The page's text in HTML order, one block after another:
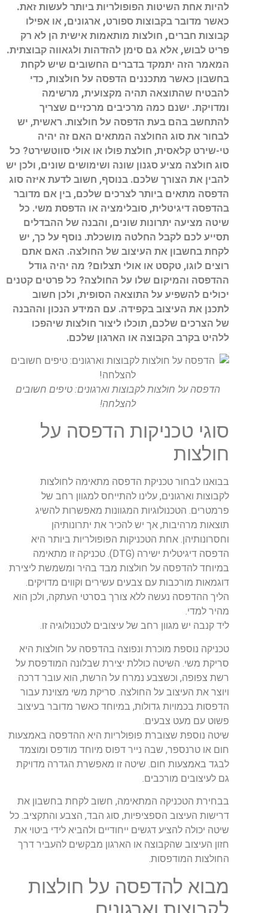
להיות אחת השיטות הפופולריות ביותר לעשות זאת.
כאשר מדובר בקבוצות ספורט, ארגונים, או אפילו
קבוצות חברים, חולצות מותאמות אישית הן לא רק
פריט לבוש, אלא גם סימן להזדהות ולגאווה קבוצתית.
המאמר הזה יתמקד בדברים החשובים שיש לקחת
בחשבון כאשר מתכננים הדפסה על חולצות, כדי
להבטיח שהתוצאה תהיה מקצועית, מרשימה
ומדויקת. ישנם כמה מרכיבים מרכזיים שצריך
להתחשב בהם בעת הדפסה על חולצות. ראשית, יש
לבחור את סוג החולצה המתאים האם זה יהיה
טי-שירט קלאסית, חולצת פולו או אולי סווטשירט? כל
סוג חולצה מציע סגנון שונה ושימושים שונים, ולכן יש
להבין את הצורך שלכם. בנוסף, חשוב לדעת איזה סוג
הדפסה מתאים ביותר לצרכים שלכם, בין אם מדובר
בהדפסה דיגיטלית, סובלימציה או הדפסת משי. כל
שיטה מציעה יתרונות שונים, והבנה של ההבדלים
תסייע לכם לקבל החלטה מושכלת. נוסף על כך, יש
לקחת בחשבון את העיצוב של החולצה. האם אתם
רוצים לוגו, טקסט או אולי תצלום? מה יהיה גודל
ההדפסה והמיקום שלו על החולצה? כל פרטים קטנים
יכולים להשפיע על התוצאה הסופית, ולכן חשוב
לתכנן את העיצוב בקפידה. עם המידע הנכון וההבנה
של הצרכים שלכם, תוכלו ליצור חולצות שיהפכו
ללהיט בקרב הקבוצה או הארגון שלכם.
הדפסה על חולצות לקבוצות וארגונים: טיפים חשובים
להצלחה!
סוגי טכניקות הדפסה על
חולצות
בבואנו לבחור טכניקת הדפסה מתאימה לחולצות
לקבוצות וארגונים, עלינו להתייחס למגוון רחב של
פרמטרים. הטכנולוגיות המגוונות מאפשרות להשיג
תוצאות מרהיבות, אך יש להכיר את יתרונותיהן
וחסרונותיהן. אחת הטכניקות הפופולריות ביותר היא
הדפסה דיגיטלית ישירה (DTG). טכניקה זו מתאימה
במיוחד להדפסה על חולצות מבד בהיר ומשמשת ליצירת
דוגמאות מורכבות עם צבעים עשירים וקווים מדויקים.
הליך ההדפסה נעשה ללא צורך בסרטי העתקה, ולכן הוא
מהיר למדי.
ליד קנבה יש מגוון רחב של עיצובים לטכנולוגיה זו.
טכניקה נוספת מוכרת ונפוצה בהדפסה על חולצות היא
סריקת משי. השיטה כוללת יצירת שבלונה המודפסת על
רשת צפופה, וכשצבע נמרח על הרשת, הוא עובר דרכה
ויוצר את העיצוב על החולצה. סריקת משי מצוינת עבור
הדפסות בכמויות גדולות, במיוחד כאשר מדובר בעיצוב
פשוט עם מעט צבעים.
שיטה נוספת שצוברת פופולריות היא ההדפסה באמצעות
חום או טרנספר, שבה נייר דפוס מיוחד מודפס ומוצמד
לבגד באמצעות חום. שיטה זו מאפשרת הגדרה מדויקת
גם לעיצובים מורכבים.
בבחירת הטכניקה המתאימה, חשוב לקחת בחשבון את
דרישות העיצוב הספציפיות, סוג הבד, הצבע והתקציב. כל
שיטה יכולה להציע דגשים ייחודיים ולהביא לידי ביטוי את
חזון העיצוב שהקבוצה או הארגון מבקשים להעביר דרך
החולצות המודפסות.
מבוא להדפסה על חולצות